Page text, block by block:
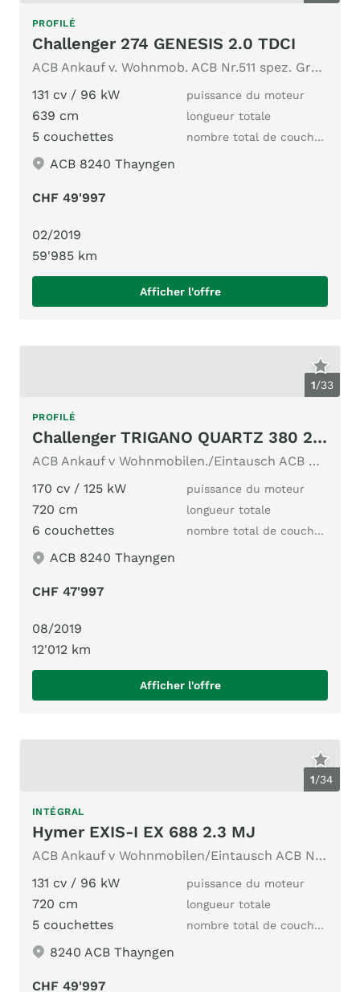
PROFILÉ
Challenger 274 GENESIS 2.0 TDCI
ACB Ankauf v. Wohnmob. ACB Nr.511 spez. Grundriss Dieselhzg.
131 cv / 96 kW
puissance du moteur
639 cm longueur totale
5 couchettes nombre total de couchages
ACB 8240 Thayngen
CHF 49'997
02/2019
59'985 km
Afficher l'offre
1/33
PROFILÉ
Challenger TRIGANO QUARTZ 380 2.0 TDCI
ACB Ankauf v Wohnmobilen./Eintausch ACB Nr.267 Stockbett
170 cv / 125 kW
puissance du moteur
720 cm longueur totale
6 couchettes nombre total de couchages
ACB 8240 Thayngen
CHF 47'997
08/2019
12'012 km
Afficher l'offre
1/34
INTÉGRAL
Hymer EXIS-I EX 688 2.3 MJ
ACB Ankauf v Wohnmobilen/Eintausch ACB Nr.243 ALKO-Chassis
131 cv / 96 kW
puissance du moteur
720 cm longueur totale
5 couchettes nombre total de couchages
8240 ACB Thayngen
CHF 49'997